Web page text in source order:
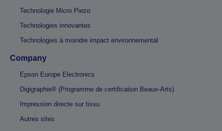
Technologie Micro Piezo
Technologies innovantes
Technologies à moindre impact environnemental
Company
Epson Europe Electronics
Digigraphie® (Programme de certification Beaux-Arts)
Impression directe sur tissu
Autres sites